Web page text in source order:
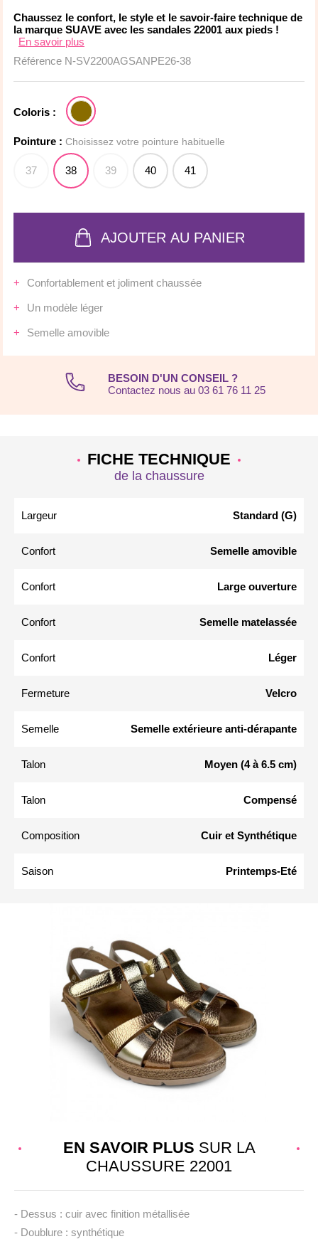
Chaussez le confort, le style et le savoir-faire technique de
la marque SUAVE avec les sandales 22001 aux pieds !
En savoir plus
Référence N-SV2200AGSANPE26-38
Coloris :
Pointure : Choisissez votre pointure habituelle
37 38 39 40 41
AJOUTER AU PANIER
Confortablement et joliment chaussée
Un modèle léger
Semelle amovible
BESOIN D'UN CONSEIL ?
Contactez nous au 03 61 76 11 25
FICHE TECHNIQUE
de la chaussure
Largeur Standard (G)
Confort Semelle amovible
Confort Large ouverture
Confort Semelle matelassée
Confort Léger
Fermeture Velcro
Semelle Semelle extérieure anti-dérapante
Talon Moyen (4 à 6.5 cm)
Talon Compensé
Composition Cuir et Synthétique
Saison Printemps-Eté
EN SAVOIR PLUS SUR LA
CHAUSSURE 22001
- Dessus : cuir avec finition métallisée
- Doublure : synthétique